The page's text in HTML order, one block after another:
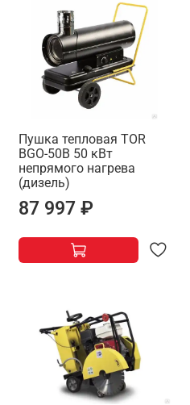
Пушка тепловая TOR
BGO-50B 50 кВт
непрямого нагрева
(дизель)
87 997 ₽